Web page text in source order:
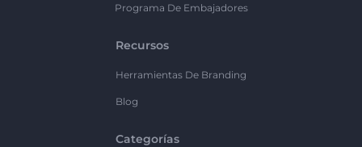
Programa De Embajadores
Recursos
Herramientas De Branding
Blog
Categorías